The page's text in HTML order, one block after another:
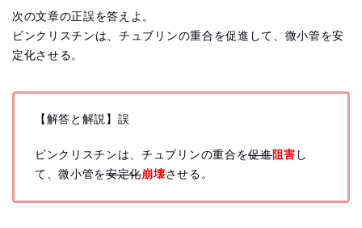
次の文章の正誤を答えよ。
ビンクリスチンは、チュブリンの重合を促進して、微小管を安
定化させる。
【解答と解説】誤
ビンクリスチンは、チュブリンの重合を促進阻害 し
て、微小管を安定化崩壊させる。